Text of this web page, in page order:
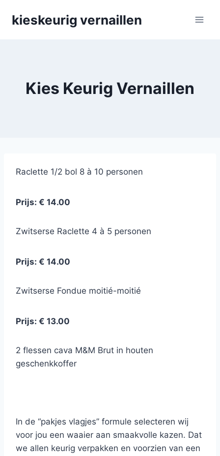
kieskeurig vernaillen
Kies Keurig Vernaillen
Raclette 1/2 bol 8 à 10 personen
Prijs: € 14.00
Zwitserse Raclette 4 à 5 personen
Prijs: € 14.00
Zwitserse Fondue moitié-moitié
Prijs: € 13.00
2 flessen cava M&M Brut in houten
geschenkkoffer
In de “pakjes vlagjes” formule selecteren wij
voor jou een waaier aan smaakvolle kazen. Dat
we allen keurig verpakken en voorzien van een